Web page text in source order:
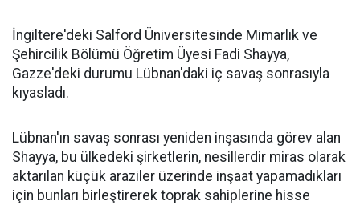
İngiltere'deki Salford Üniversitesinde Mimarlık ve
Şehircilik Bölümü Öğretim Üyesi Fadi Shayya,
Gazze'deki durumu Lübnan'daki iç savaş sonrasıyla
kıyasladı.
Lübnan'ın savaş sonrası yeniden inşasında görev alan
Shayya, bu ülkedeki şirketlerin, nesillerdir miras olarak
aktarılan küçük araziler üzerinde inşaat yapamadıkları
için bunları birleştirerek toprak sahiplerine hisse